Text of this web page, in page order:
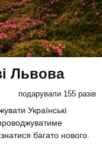
Львова
подарували 155 разів
Українські
багато нового.